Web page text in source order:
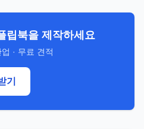
립북을 제작하세요
· 무료 견적
기